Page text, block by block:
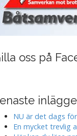
oss på
NU är det dags
En mycket trevlig